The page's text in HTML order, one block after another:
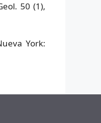
50 (1),
York: